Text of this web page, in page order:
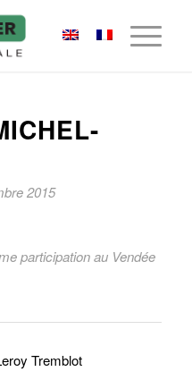
2015
participation au Vendée
Tremblot